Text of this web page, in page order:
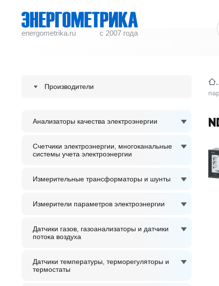
energometrika.ru с 2007 года
Производители
S plus S Regeltechnik GmbH
Анализаторы качества электроэнергии
Счетчики электроэнергии, многоканальные
системы учета электроэнергии
Измерительные трансформаторы и шунты
Измерители параметров электроэнергии
Датчики газов, газоанализаторы и датчики
потока воздуха
Датчики температуры, терморегуляторы и
термостаты